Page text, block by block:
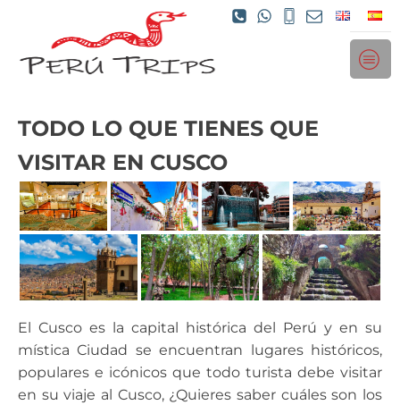
TODO LO QUE TIENES QUE
VISITAR EN CUSCO
El Cusco es la capital histórica del Perú y en su
mística Ciudad se encuentran lugares históricos,
populares e icónicos que todo turista debe visitar
en su viaje al Cusco, ¿Quieres saber cuáles son los